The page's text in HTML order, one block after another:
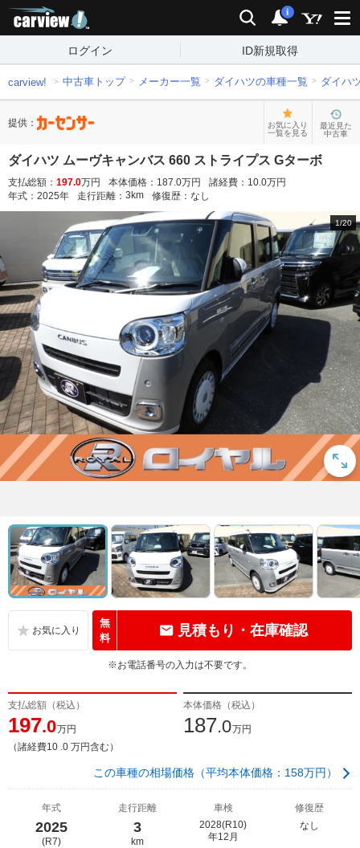
検索 通知
i
ログイン ID新規取得
carview! 中古車トップ メーカー一覧 ダイハツの車種一覧 ダイハ
提供：
お気に入り
一覧を見る
最近見た
中古車
ダイハツ ムーヴキャンバス 660 ストライプス Gターボ
支払総額： 197.0万円 本体価格： 187.0万円 諸経費： 10.0万円
年式： 2025年 走行距離： 3 km 修復歴： なし
1/20
無
料
見積もり・在庫確認
※お電話番号の入力は不要です。
支払総額（税込）
197.0万円
（諸経費10 .0 万円含む）
本体価格（税込）
187.0万円
この車種の相場価格（平均本体価格：158万円）
年式
2025
(R7)
走行距離
3
km
車検
2028(R10)
年12月
修復歴
なし